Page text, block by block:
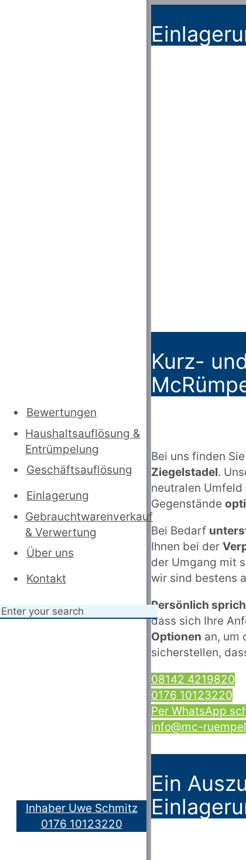
Bewertungen
Haushaltsauflösung &
Entrümpelung
Geschäftsauflösung
Einlagerung
Gebrauchtwarenverkauf
& Verwertung
Über uns
Kontakt
Inhaber Uwe Schmitz
0176 10123220
Kurz-
Bei uns finden
Ziegelstadel.
neutralen Umfeld
Gegenstände
Bei Bedarf
Ihnen bei der
der Umgang mit
wir sind bestens
Persönlich
dass sich Ihre
Optionen an, um
sicherstellen,
08142 4219820
0176 10123220
Per WhatsApp
info@mc-
Ein